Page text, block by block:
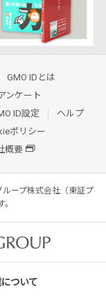
GMO IDとは
ンケート
ID設定
ヘルプ
ポリシー
概要
ループ株式会社（東証プ
ついて